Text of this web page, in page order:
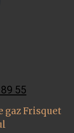
55
gaz Frisquet